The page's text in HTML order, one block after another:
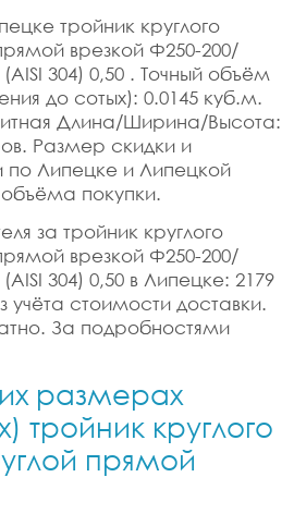
тройник круглого
врезкой Ф250-200/
304) 0,50 . Точный объём
до сотых): 0.0145 куб.м.
Длина/Ширина/Высота:
Размер скидки и
по Липецке и Липецкой
объёма покупки.
за тройник круглого
врезкой Ф250-200/
304) 0,50 в Липецке: 2179
учёта стоимости доставки.
За подробностями
размерах
тройник круглого
прямой